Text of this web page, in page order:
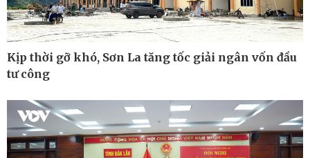
Bất động sản
Khởi nghiệp
Tiêu dùng
Giá vàng
Tỷ giá
Chứng khoán
Kịp thời gỡ khó, Sơn La tăng tốc giải ngân vốn đầu
tư công